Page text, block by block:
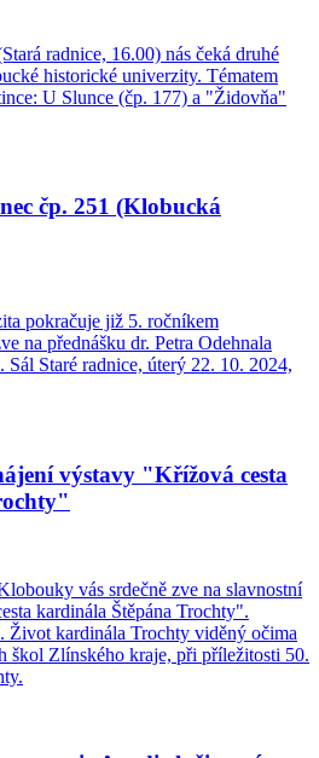
radnice, 16.00) nás čeká druhé
historické univerzity. Tématem
U Slunce (čp. 177) a "Židovňa"
čp. 251 (Klobucká
pokračuje již 5. ročníkem
na přednášku dr. Petra Odehnala
Staré radnice, úterý 22. 10. 2024,
výstavy "Křížová cesta
vás srdečně zve na slavnostní
kardinála Štěpána Trochty".
Život kardinála Trochty viděný očima
škol Zlínského kraje, při příležitosti 50.